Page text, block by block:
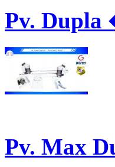
Pv. Dupla
Pv. Max